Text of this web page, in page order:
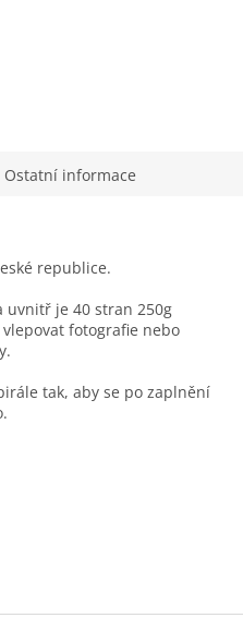
Ostatní informace
republice.
uvnitř je 40 stran 250g
fotografie nebo
tak, aby se po zaplnění